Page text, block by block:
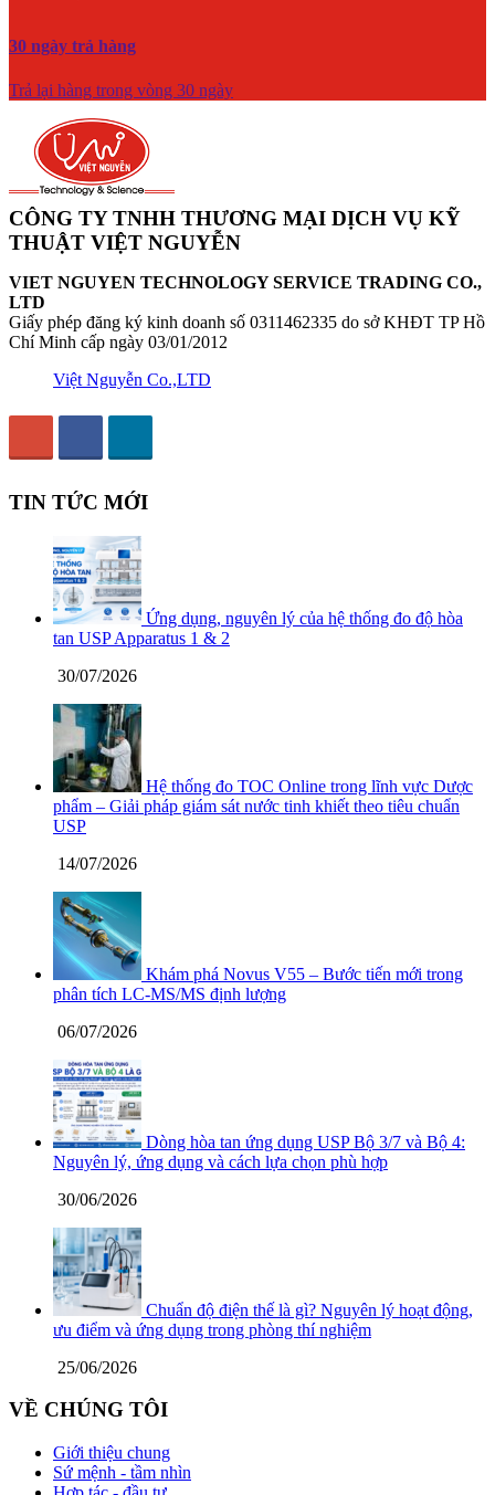
30 ngày trả hàng
Trả lại hàng trong vòng 30 ngày
CÔNG TY TNHH THƯƠNG MẠI DỊCH VỤ KỸ
THUẬT VIỆT NGUYỄN
VIET NGUYEN TECHNOLOGY SERVICE TRADING CO.,
LTD
Giấy phép đăng ký kinh doanh số 0311462335 do sở KHĐT TP Hồ
Chí Minh cấp ngày 03/01/2012
Việt Nguyễn Co.,LTD
TIN TỨC MỚI
Ứng dụng, nguyên lý của hệ thống đo độ hòa
tan USP Apparatus 1 & 2
30/07/2026
Hệ thống đo TOC Online trong lĩnh vực Dược
phẩm – Giải pháp giám sát nước tinh khiết theo tiêu chuẩn
USP
14/07/2026
Khám phá Novus V55 – Bước tiến mới trong
phân tích LC-MS/MS định lượng
06/07/2026
Dòng hòa tan ứng dụng USP Bộ 3/7 và Bộ 4:
Nguyên lý, ứng dụng và cách lựa chọn phù hợp
30/06/2026
Chuẩn độ điện thế là gì? Nguyên lý hoạt động,
ưu điểm và ứng dụng trong phòng thí nghiệm
25/06/2026
VỀ CHÚNG TÔI
Giới thiệu chung
Sứ mệnh - tầm nhìn